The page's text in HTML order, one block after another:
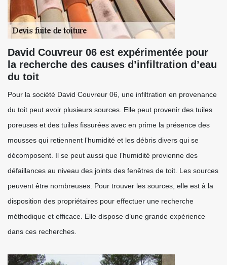
David Couvreur 06 est expérimentée pour
la recherche des causes d’infiltration d’eau
du toit
Pour la société David Couvreur 06, une infiltration en provenance
du toit peut avoir plusieurs sources. Elle peut provenir des tuiles
poreuses et des tuiles fissurées avec en prime la présence des
mousses qui retiennent l’humidité et les débris divers qui se
décomposent. Il se peut aussi que l’humidité provienne des
défaillances au niveau des joints des fenêtres de toit. Les sources
peuvent être nombreuses. Pour trouver les sources, elle est à la
disposition des propriétaires pour effectuer une recherche
méthodique et efficace. Elle dispose d’une grande expérience
dans ces recherches.